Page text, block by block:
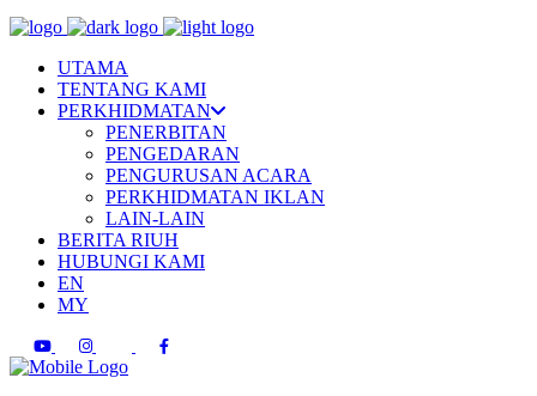
UTAMA
TENTANG KAMI
PERKHIDMATAN
PENERBITAN
PENGEDARAN
PENGURUSAN ACARA
PERKHIDMATAN IKLAN
LAIN-LAIN
BERITA RIUH
HUBUNGI KAMI
EN
MY